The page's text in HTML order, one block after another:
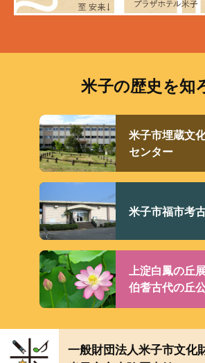
米子の歴史を知
米子市埋蔵文
センター
米子市福市考
上淀白鳳の丘
伯耆古代の丘
一般財団法人米子市文化